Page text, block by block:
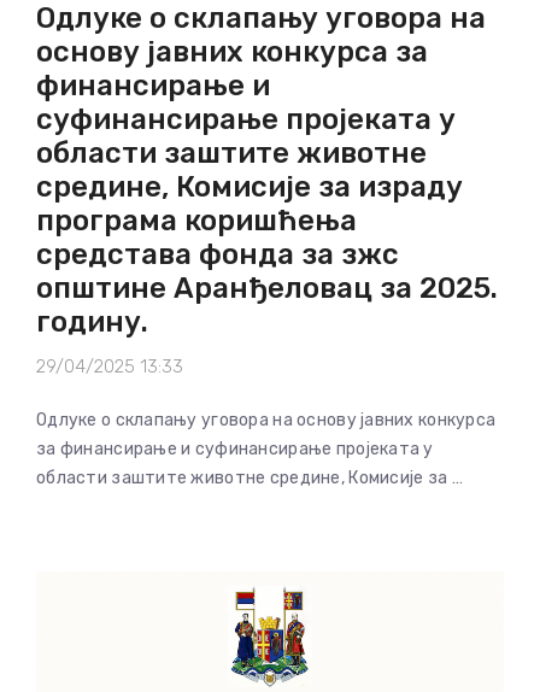
Одлуке о склапању уговора на
основу јавних конкурса за
финансирање и
суфинансирање пројеката у
области заштите животне
средине, Комисије за израду
програма коришћења
средстава фонда за зжс
општине Аранђеловац за 2025.
годину.
29/04/2025 13:33
Одлуке о склапању уговора на основу јавних конкурса
за финансирање и суфинансирање пројеката у
области заштите животне средине, Комисије за …